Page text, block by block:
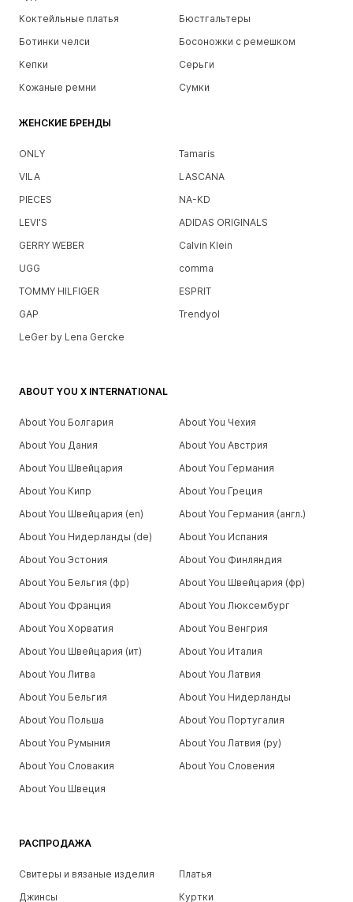
Коктейльные платья
Бюстгальтеры
Ботинки челси
Босоножки с ремешком
Кепки
Серьги
Кожаные ремни
Сумки
ЖЕНСКИЕ БРЕНДЫ
ONLY
Tamaris
VILA
LASCANA
PIECES
NA-KD
LEVI'S
ADIDAS ORIGINALS
GERRY WEBER
Calvin Klein
UGG
comma
TOMMY HILFIGER
ESPRIT
GAP
Trendyol
LeGer by Lena Gercke
РАСПРОДАЖА
Свитеры и вязаные изделия
Платья
Джинсы
Куртки
ABOUT YOU X INTERNATIONAL
About You Болгария
About You Чехия
About You Дания
About You Австрия
About You Швейцария
About You Германия
About You Кипр
About You Греция
About You Швейцария (en)
About You Германия (англ.)
About You Нидерланды (de)
About You Испания
About You Эстония
About You Финляндия
About You Бельгия (фр)
About You Швейцария (фр)
About You Франция
About You Люксембург
About You Хорватия
About You Венгрия
About You Швейцария (ит)
About You Италия
About You Литва
About You Латвия
About You Бельгия
About You Нидерланды
About You Польша
About You Португалия
About You Румыния
About You Латвия (ру)
About You Словакия
About You Словения
About You Швеция